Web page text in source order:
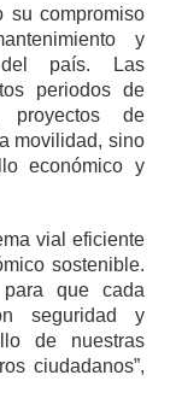
su compromiso
y
país. Las
periodos de
de
movilidad, sino
económico y
vial eficiente
sostenible.
para que cada
seguridad y
de nuestras
ciudadanos”,